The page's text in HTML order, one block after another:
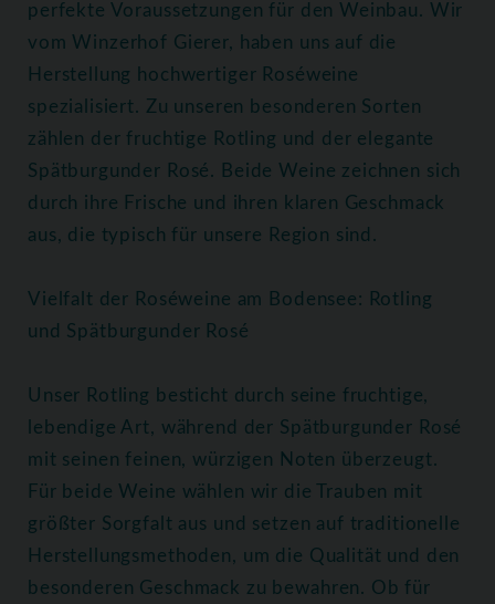
perfekte Voraussetzungen für den Weinbau. Wir
vom Winzerhof Gierer, haben uns auf die
Herstellung hochwertiger Roséweine
spezialisiert. Zu unseren besonderen Sorten
zählen der fruchtige Rotling und der elegante
Spätburgunder Rosé. Beide Weine zeichnen sich
durch ihre Frische und ihren klaren Geschmack
aus, die typisch für unsere Region sind.
Vielfalt der Roséweine am Bodensee: Rotling
und Spätburgunder Rosé
Unser Rotling besticht durch seine fruchtige,
lebendige Art, während der Spätburgunder Rosé
mit seinen feinen, würzigen Noten überzeugt.
Für beide Weine wählen wir die Trauben mit
größter Sorgfalt aus und setzen auf traditionelle
Herstellungsmethoden, um die Qualität und den
besonderen Geschmack zu bewahren. Ob für